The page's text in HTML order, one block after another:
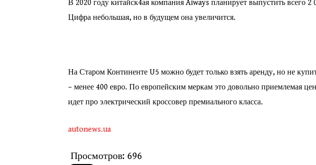
В 2020 году китайск4ая компания Aiways планирует выпустить всего 2
Цифра небольшая, но в будущем она увеличится.
На Старом Континенте U5 можно будет только взять аренду, но не
– менее 400 евро. По европейским меркам это довольно приемлемая
идет про электрический кроссовер премиального класса.
autonews.ua
Просмотров: 696